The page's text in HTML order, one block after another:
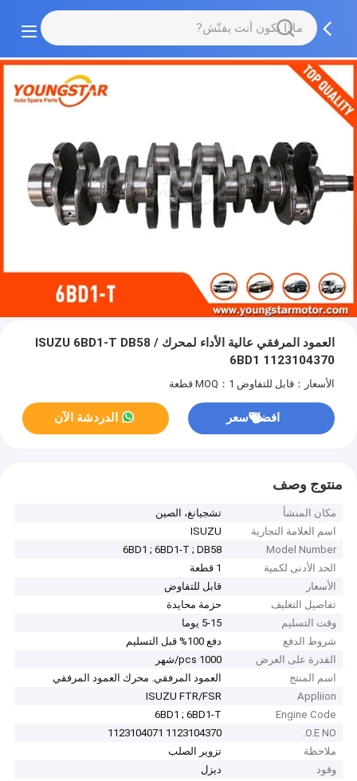
العمود المرفقي عالية الأداء لمحرك ISUZU 6BD1-T DB58 /
6BD1 1123104370
الأسعار：قابل للتفاوض MOQ：1 قطعة
افضل سعر الدردشة الآن
منتوج وصف
مكان المنشأ
تشجيانغ، الصين
اسم العلامة التجارية
ISUZU
Model Number
6BD1 ; 6BD1-T ; DB58
الحد الأدنى لكمية
1 قطعة
الأسعار
قابل للتفاوض
تفاصيل التغليف
حزمة محايدة
وقت التسليم
5-15 يوما
شروط الدفع
دفع 100% قبل التسليم
القدرة على العرض
1000 pcs/شهر
اسم المنتج
العمود المرفقي. محرك العمود المرفقي
Appliion
ISUZU FTR/FSR
Engine Code
6BD1 ; 6BD1-T
O.E NO.
1123104370 1123104071
ملاحظة
تزوير الصلب
وقود
ديزل